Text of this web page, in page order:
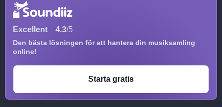
Excellent 4.3/5
Den bästa lösningen för att hantera din musiksamling
online!
Starta gratis